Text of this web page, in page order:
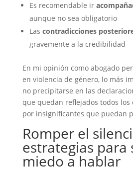
Es recomendable ir
aunque no sea obligatorio
Las contradicciones
gravemente a la credibilidad
En mi opinión como abogado
en violencia de género, lo más
no precipitarse en las
que quedan reflejados todos los
por insignificantes que puedan
Romper el
estrategias para
miedo a hablar